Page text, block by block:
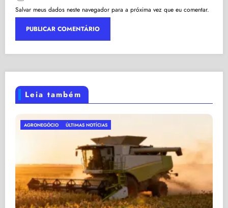
Salvar meus dados neste navegador para a próxima vez que eu comentar.
Leia também
ECONOMIA DO BRASIL ÚLTIMAS NOTÍCIAS